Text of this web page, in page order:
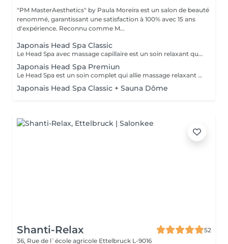
"PM MasterAesthetics" by Paula Moreira est un salon de beauté
renommé, garantissant une satisfaction à 100% avec 15 ans
d'expérience. Reconnu comme M...
Japonais Head Spa Classic
Le Head Spa avec massage capillaire est un soin relaxant qui se concentre sur le bien-être du cuir chevelu et des cheveux. Le massage améliore la circulation sanguine, soulage les tensions, stimule la croissance des cheveux et procure une sensation de détente profonde. Idéal pour ceux qui cherchent à réduire le stress et à prendre soin de la santé capillaire de manière naturelle et efficace. La durée du service est personnalisée en fonction des besoins de chaque cliente, incluant la préparation, le soin, la désinstallation, un moment de détente autour d'un thé et le séchage des cheveux.
Japonais Head Spa Premiun
Le Head Spa est un soin complet qui allie massage relaxant et nettoyage de la peau, offrant un moment de bien-être et de renouveau. Le massage du cuir chevelu soulage les tensions, améliore la circulation sanguine et stimule la croissance des cheveux, tandis que le nettoyage de la peau élimine les impuretés, apportant fraîcheur et éclat. Idéal pour ceux qui recherchent un soulagement du stress, une revitalisation et des soins pour le corps et le visage. La durée du service est personnalisée en fonction des besoins de chaque cliente, incluant la préparation, le soin, la désinstallation, un moment de détente autour d'un thé et le séchage des cheveux.
Japonais Head Spa Classic + Sauna Dôme
Shanti-Relax
52
36, Rue de l`école agricole Ettelbruck L-9016